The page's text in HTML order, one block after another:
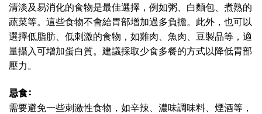
清淡及易消化的食物是最佳選擇，例如粥、白麵包、煮熟的
蔬菜等。這些食物不會給胃部增加過多負擔。此外，也可以
選擇低脂肪、低刺激的食物，如雞肉、魚肉、豆製品等，適
量攝入可增加蛋白質。建議採取少食多餐的方式以降低胃部
壓力。
忌食：
需要避免一些刺激性食物，如辛辣、濃味調味料、煙酒等，